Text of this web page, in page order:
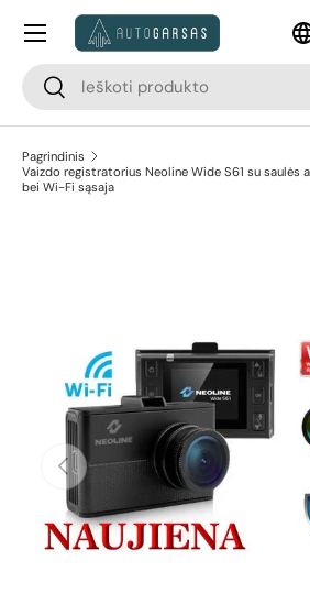
Pereiti prie turinio
Paieška
Paieška
Meniu
Pagrindinis
Vaizdo registratorius Neoline Wide S61 su saulės
bei Wi-Fi sąsaja
Ankstesnis